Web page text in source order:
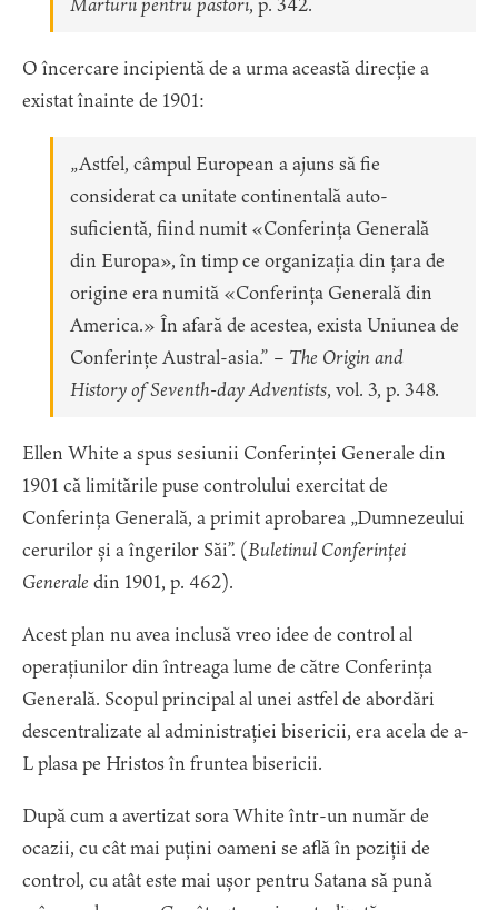
O încercare incipientă de a urma această direcție a
existat înainte de 1901:
„Astfel, câmpul European a ajuns să fie
considerat ca unitate continentală auto-
suficientă, fiind numit «Conferința Generală
din Europa», în timp ce organizația din țara de
origine era numită «Conferința Generală din
America.» În afară de acestea, exista Uniunea de
Conferințe Austral-asia.” – The Origin and
History of Seventh-day Adventists, vol. 3, p. 348.
Ellen White a spus sesiunii Conferinței Generale din
1901 că limitările puse controlului exercitat de
Conferința Generală, a primit aprobarea „Dumnezeului
cerurilor și a îngerilor Săi”. (Buletinul Conferinței
Generale din 1901, p. 462).
Acest plan nu avea inclusă vreo idee de control al
operațiunilor din întreaga lume de către Conferința
Generală. Scopul principal al unei astfel de abordări
descentralizate al administrației bisericii, era acela de a-
L plasa pe Hristos în fruntea bisericii.
După cum a avertizat sora White într-un număr de
ocazii, cu cât mai puțini oameni se află în poziții de
control, cu atât este mai ușor pentru Satana să pună